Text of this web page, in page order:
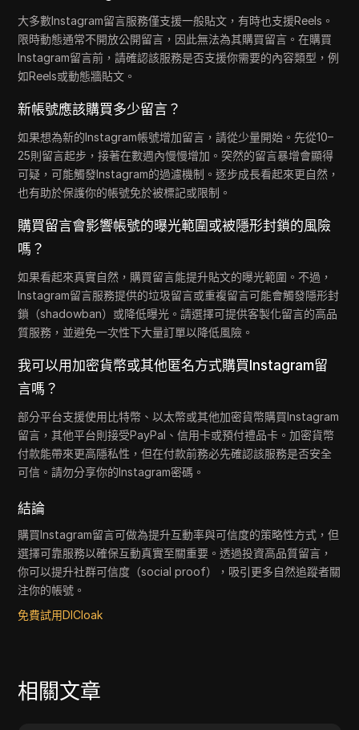
大多數Instagram留言服務僅支援一般貼文，有時也支援Reels。
限時動態通常不開放公開留言，因此無法為其購買留言。在購買
Instagram留言前，請確認該服務是否支援你需要的內容類型，例
如Reels或動態牆貼文。
新帳號應該購買多少留言？
如果想為新的Instagram帳號增加留言，請從少量開始。先從10–
25則留言起步，接著在數週內慢慢增加。突然的留言暴增會顯得
可疑，可能觸發Instagram的過濾機制。逐步成長看起來更自然，
也有助於保護你的帳號免於被標記或限制。
購買留言會影響帳號的曝光範圍或被隱形封鎖的風險
嗎？
如果看起來真實自然，購買留言能提升貼文的曝光範圍。不過，
Instagram留言服務提供的垃圾留言或重複留言可能會觸發隱形封
鎖（shadowban）或降低曝光。請選擇可提供客製化留言的高品
質服務，並避免一次性下大量訂單以降低風險。
我可以用加密貨幣或其他匿名方式購買Instagram留
言嗎？
部分平台支援使用比特幣、以太幣或其他加密貨幣購買Instagram
留言，其他平台則接受PayPal、信用卡或預付禮品卡。加密貨幣
付款能帶來更高隱私性，但在付款前務必先確認該服務是否安全
可信。請勿分享你的Instagram密碼。
結論
購買Instagram留言可做為提升互動率與可信度的策略性方式，但
選擇可靠服務以確保互動真實至關重要。透過投資高品質留言，
你可以提升社群可信度（social proof），吸引更多自然追蹤者關
注你的帳號。
免費試用DICloak
相關文章